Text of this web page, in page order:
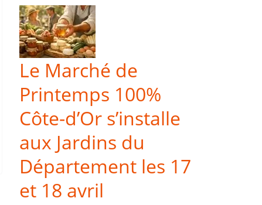
Le Marché de
Printemps 100%
Côte-d’Or s’installe
aux Jardins du
Département les 17
et 18 avril